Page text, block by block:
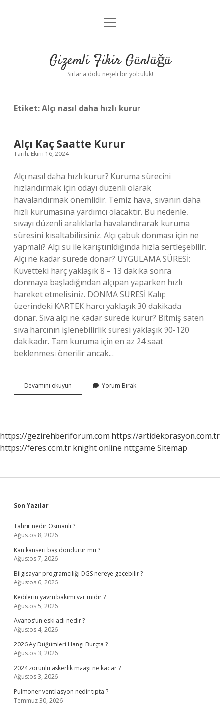
Anasayfa
Yasal Uyarı
menüyü
Gizemli Fikir Günlüğü
Sırlarla dolu neşeli bir yolculuk!
Etiket:Alçı nasıl daha hızlı kurur
Alçı Kaç Saatte Kurur
Tarih: Ekim 16, 2024
Alçı nasıl daha hızlı kurur? Kuruma sürecini
hızlandırmak için odayı düzenli olarak
havalandırmak önemlidir. Temiz hava, sıvanın daha
hızlı kurumasına yardımcı olacaktır. Bu nedenle,
sıvayı düzenli aralıklarla havalandırarak kuruma
süresini kısaltabilirsiniz. Alçı çabuk donması için ne
yapmalı? Alçı su ile karıştırıldığında hızla sertleşebilir.
Alçı ne kadar sürede donar? UYGULAMA SÜRESİ:
Küvetteki harç yaklaşık 8 – 13 dakika sonra
donmaya başladığından alçıpan yaparken hızlı
hareket etmelisiniz. DONMA SÜRESİ Kalıp
üzerindeki KARTEK harcı yaklaşık 30 dakikada
donar. Sıva alçı ne kadar sürede kurur? Bitmiş saten
sıva harcının işlenebilirlik süresi yaklaşık 90-120
dakikadır. Tam kuruma için en az 24 saat
beklenmesi önerilir ancak…
Devamını okuyun
Kaç
Yorum Bırak
https://gezirehberiforum.com https://artidekorasyon.com.tr
https://feres.com.tr knight online nttgame Sitemap
Sidebar
Son Yazılar
Tahrir nedir Osmanlı ?
Ağustos 8, 2026
Kan kanseri baş döndürür mü ?
Ağustos 7, 2026
Bilgisayar programcılığı DGS nereye geçebilir ?
Ağustos 6, 2026
Kedilerin yavru bakımı var mıdır ?
Ağustos 5, 2026
Avanos’un eski adı nedir ?
Ağustos 4, 2026
2026 Ay Düğümleri Hangi Burçta ?
Ağustos 3, 2026
2024 zorunlu askerlik maaşı ne kadar ?
Ağustos 3, 2026
Pulmoner ventilasyon nedir tıpta ?
Temmuz 30, 2026